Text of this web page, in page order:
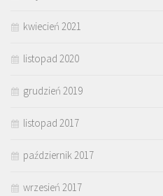
kwiecień 2021
listopad 2020
grudzień 2019
listopad 2017
październik 2017
wrzesień 2017